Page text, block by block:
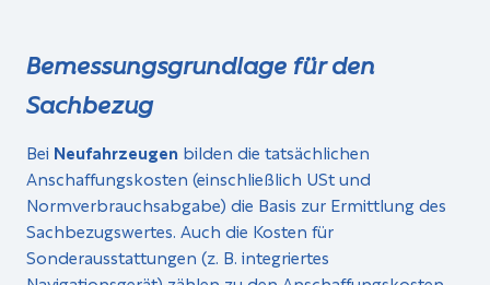
Bemessungsgrundlage für den
Sachbezug
Bei Neufahrzeugen bilden die tatsächlichen
Anschaffungskosten (einschließlich USt und
Normverbrauchsabgabe) die Basis zur Ermittlung des
Sachbezugswertes. Auch die Kosten für
Sonderausstattungen (z. B. integriertes